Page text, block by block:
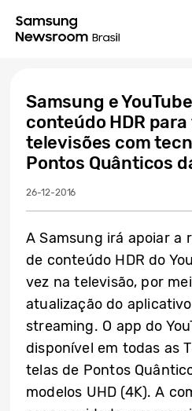
Samsung e
conteúdo HDR
televisões com
Pontos Quânticos
26-12-2016
A Samsung irá apoiar a
de conteúdo HDR do
vez na televisão, por
atualização do
streaming. O app do
disponível em todas as
telas de Pontos
modelos UHD (4K). A